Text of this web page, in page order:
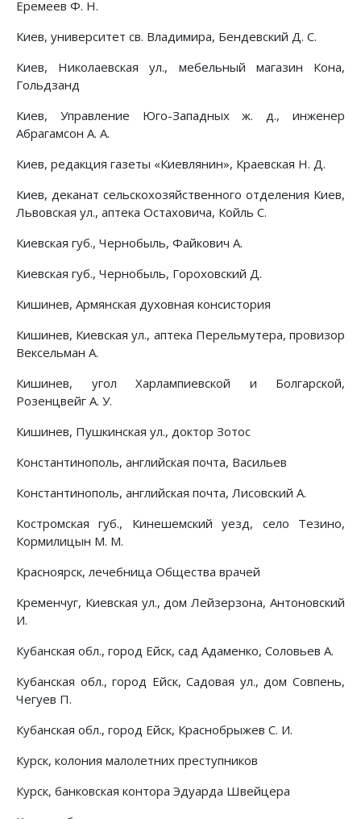
Еремеев Ф. Н.
Киев, университет св. Владимира, Бендевский Д. С.
Киев, Николаевская ул., мебельный магазин Кона,
Гольдзанд
Киев, Управление Юго-Западных ж. д., инженер
Абрагамсон А. А.
Киев, редакция газеты «Киевлянин», Краевская Н. Д.
Киев, деканат сельскохозяйственного отделения Киев,
Львовская ул., аптека Остаховича, Койль С.
Киевская губ., Чернобыль, Файкович А.
Киевская губ., Чернобыль, Гороховский Д.
Кишинев, Армянская духовная консистория
Кишинев, Киевская ул., аптека Перельмутера, провизор
Вексельман А.
Кишинев, угол Харлампиевской и Болгарской,
Розенцвейг А. У.
Кишинев, Пушкинская ул., доктор Зотос
Константинополь, английская почта, Васильев
Константинополь, английская почта, Лисовский А.
Костромская губ., Кинешемский уезд, село Тезино,
Кормилицын М. М.
Красноярск, лечебница Общества врачей
Кременчуг, Киевская ул., дом Лейзерзона, Антоновский
И.
Кубанская обл., город Ейск, сад Адаменко, Соловьев А.
Кубанская обл., город Ейск, Садовая ул., дом Совпень,
Чегуев П.
Кубанская обл., город Ейск, Краснобрыжев С. И.
Курск, колония малолетних преступников
Курск, банковская контора Эдуарда Швейцера